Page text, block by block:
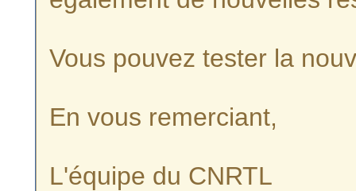
Vous pouvez tester la
En vous remerciant,
L'équipe du CNRTL